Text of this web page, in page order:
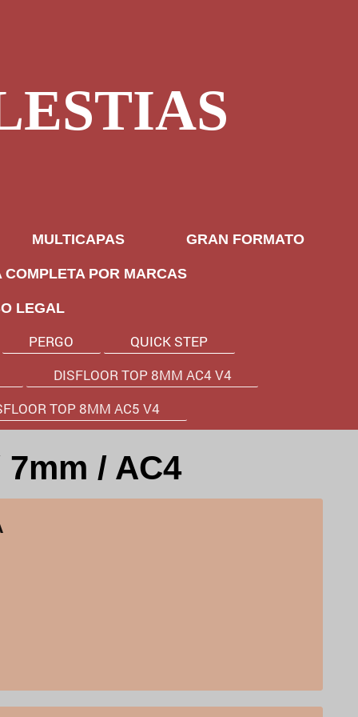
MULTICAPAS GRAN FORMATO
COMPLETA POR MARCAS
LEGAL
PERGO
QUICK STEP
DISFLOOR TOP 8MM AC4 V4
TOP 8MM AC5 V4
7mm / AC4